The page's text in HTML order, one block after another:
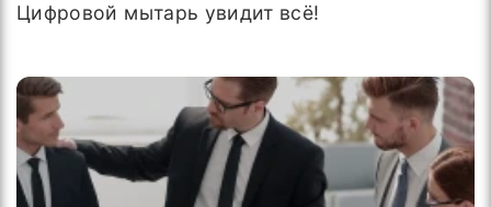
Цифровой мытарь увидит всё!